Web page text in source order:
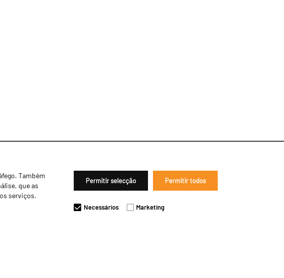
Também
que as
serviços.
Permitir selecção Permitir todos
Necessários Marketing